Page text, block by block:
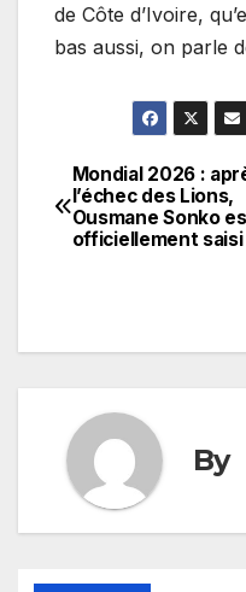
de Côte d’Ivoire,
bas aussi, on parle
de
Mondial 2026 :
l’échec des Lions,
Ousmane Sonko
officiellement saisi
By